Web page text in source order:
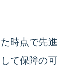
時点で先進
て保障の可